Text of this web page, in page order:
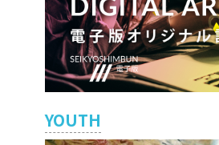
YOUTH